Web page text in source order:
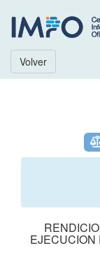
Volver
EJECUCION